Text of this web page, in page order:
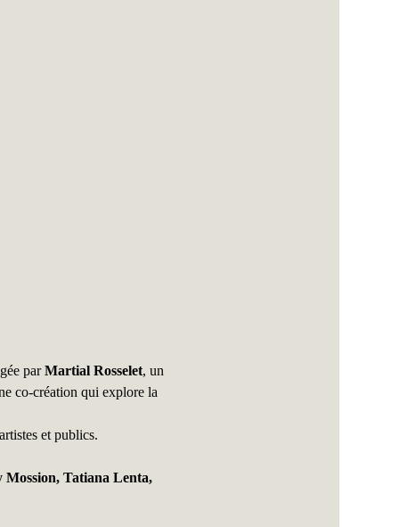
par Martial Rosselet, un
co-création qui explore la
et publics.
Mossion, Tatiana Lenta,